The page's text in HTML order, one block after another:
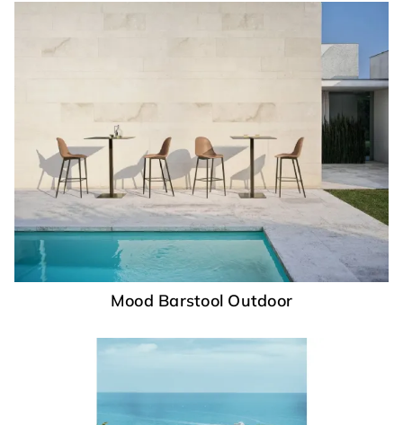
Mood Barstool Outdoor